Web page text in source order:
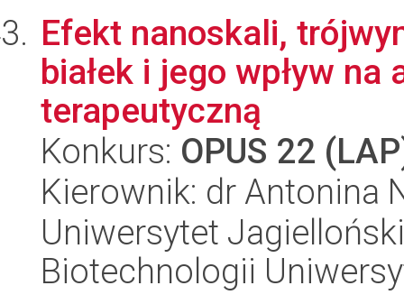
Efekt nanoskali,
białek i jego wpływ
terapeutyczną
Konkurs: OPUS 22
Kierownik: dr Antonina
Uniwersytet
Biotechnologii